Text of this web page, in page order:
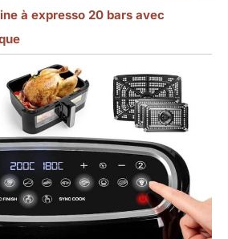
à expresso 20 bars avec